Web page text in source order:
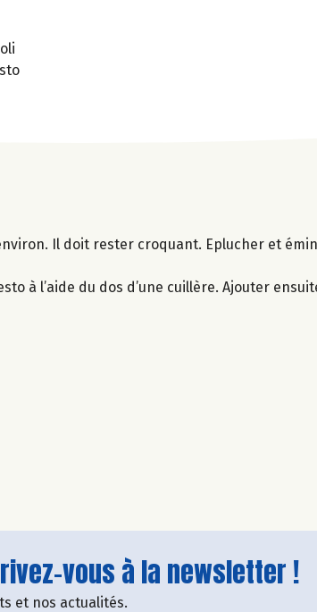
Il doit rester croquant. Eplucher et
à l’aide du dos d’une cuillère. Ajouter
vous à la newsletter !
et nos actualités.